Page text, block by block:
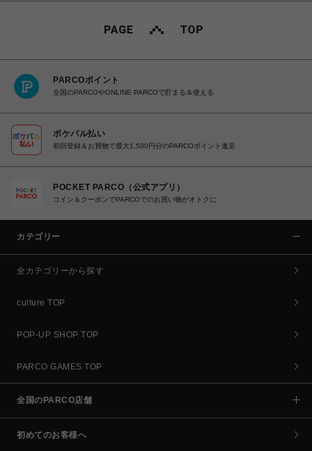
PARCOポイント
全国のPARCOやONLINE PARCOで貯まる＆使える
ポケパル払い
初回登録＆お買物で最大1,500円分のPARCOポイント進呈
POCKET PARCO（公式アプリ）
コイン＆クーポンでPARCOでのお買い物がオトクに
カテゴリー
全カテゴリーから探す
culture TOP
POP-UP SHOP TOP
PARCO GAMES TOP
全国のPARCO店舗
初めてのお客様へ